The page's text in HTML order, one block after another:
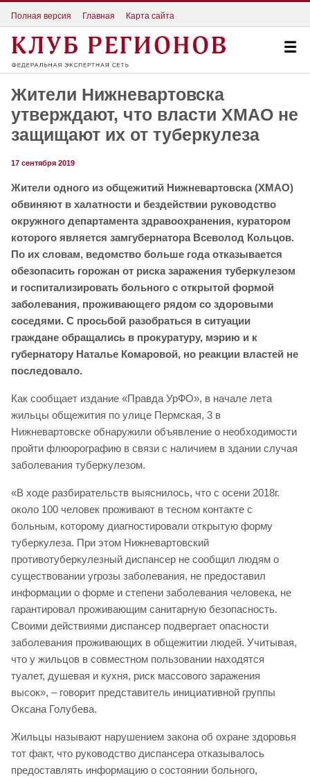
Полная версия Главная Карта сайта
Жители Нижневартовска
утверждают, что власти ХМАО не
защищают их от туберкулеза
17 сентября 2019
Жители одного из общежитий Нижневартовска (ХМАО)
обвиняют в халатности и бездействии руководство
окружного департамента здравоохранения, куратором
которого является замгубернатора Всеволод Кольцов.
По их словам, ведомство больше года отказывается
обезопасить горожан от риска заражения туберкулезом
и госпитализировать больного с открытой формой
заболевания, проживающего рядом со здоровыми
соседями. С просьбой разобраться в ситуации
граждане обращались в прокуратуру, мэрию и к
губернатору Наталье Комаровой, но реакции властей не
последовало.
Как сообщает издание «Правда УрФО», в начале лета
жильцы общежития по улице Пермская, 3 в
Нижневартовске обнаружили объявление о необходимости
пройти флюорографию в связи с наличием в здании случая
заболевания туберкулезом.
«В ходе разбирательств выяснилось, что с осени 2018г.
около 100 человек проживают в тесном контакте с
больным, которому диагностировали открытую форму
туберкулеза. При этом Нижневартовский
противотуберкулезный диспансер не сообщил людям о
существовании угрозы заболевания, не предоставил
информации о форме и степени заболевания человека, не
гарантировал проживающим санитарную безопасность.
Своими действиями диспансер подвергает опасности
заболевания проживающих в общежитии людей. Учитывая,
что у жильцов в совместном пользовании находятся
туалет, душевая и кухня, риск массового заражения
высок», – говорит представитель инициативной группы
Оксана Голубева.
Жильцы называют нарушением закона об охране здоровья
тот факт, что руководство диспансера отказывалось
предоставлять информацию о состоянии больного,